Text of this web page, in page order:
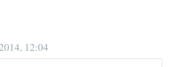
12:04